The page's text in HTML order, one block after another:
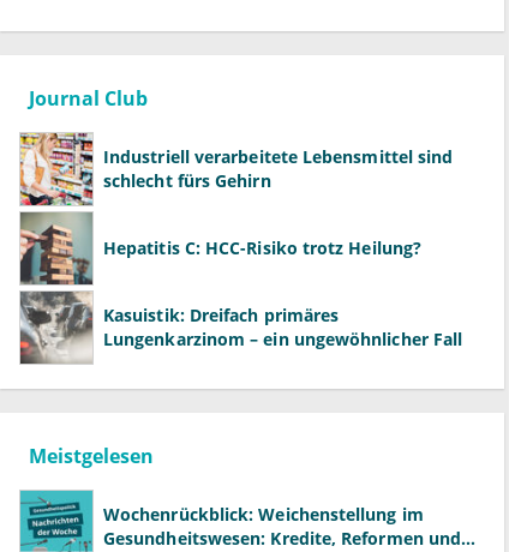
Journal Club
Industriell verarbeitete Lebensmittel sind
schlecht fürs Gehirn
Hepatitis C: HCC-Risiko trotz Heilung?
Kasuistik: Dreifach primäres
Lungenkarzinom – ein ungewöhnlicher Fall
Meistgelesen
Wochenrückblick: Weichenstellung im
Gesundheitswesen: Kredite, Reformen und